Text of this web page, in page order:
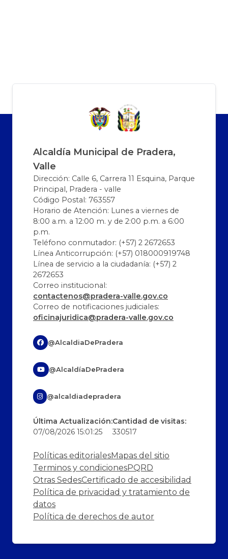
Alcaldía Municipal de Pradera,
Valle
Dirección: Calle 6, Carrera 11 Esquina, Parque
Principal, Pradera - valle
Código Postal: 763557
Horario de Atención: Lunes a viernes de
8:00 a.m. a 12:00 m. y de 2:00 p.m. a 6:00
p.m.
Teléfono conmutador: (+57) 2 2672653
Línea Anticorrupción: (+57) 018000919748
Línea de servicio a la ciudadanía: (+57) 2
2672653
Correo institucional:
contactenos@pradera-valle.gov.co
Correo de notificaciones judiciales:
oficinajuridica@pradera-valle.gov.co
@AlcaldiaDePradera
@AlcaldíaDePradera
@alcaldiadepradera
Última Actualización:
07/08/2026 15:01:25
Cantidad de visitas:
330517
Políticas editorialesMapas del sitio
Terminos y condicionesPQRD
Otras SedesCertificado de accesibilidad
Política de privacidad y tratamiento de
datos
Política de derechos de autor